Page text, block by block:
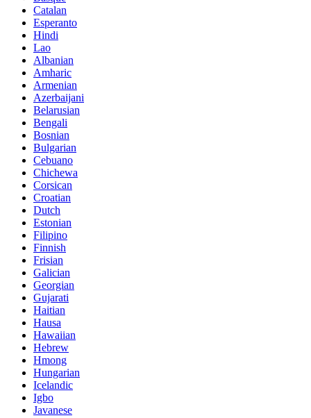
Catalan
Esperanto
Hindi
Lao
Albanian
Amharic
Armenian
Azerbaijani
Belarusian
Bengali
Bosnian
Bulgarian
Cebuano
Chichewa
Corsican
Croatian
Dutch
Estonian
Filipino
Finnish
Frisian
Galician
Georgian
Gujarati
Haitian
Hausa
Hawaiian
Hebrew
Hmong
Hungarian
Icelandic
Igbo
Javanese